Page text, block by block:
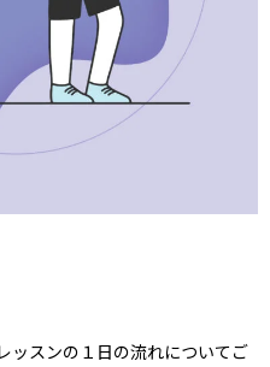
ッスンの１日の流れについてご